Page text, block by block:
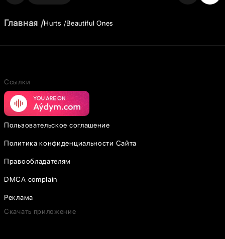
Главная Hurts Beautiful Ones
Ссылки
Пользовательское соглашение
Политика конфиденциальности Сайта
Правообладателям
DMCA complain
Реклама
Скачать приложение